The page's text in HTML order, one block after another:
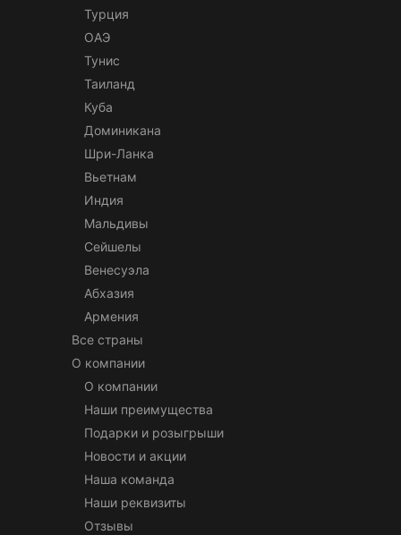
Турция
ОАЭ
Тунис
Таиланд
Куба
Доминикана
Шри-Ланка
Вьетнам
Индия
Мальдивы
Сейшелы
Венесуэла
Абхазия
Армения
Все страны
О компании
О компании
Наши преимущества
Подарки и розыгрыши
Новости и акции
Наша команда
Наши реквизиты
Отзывы